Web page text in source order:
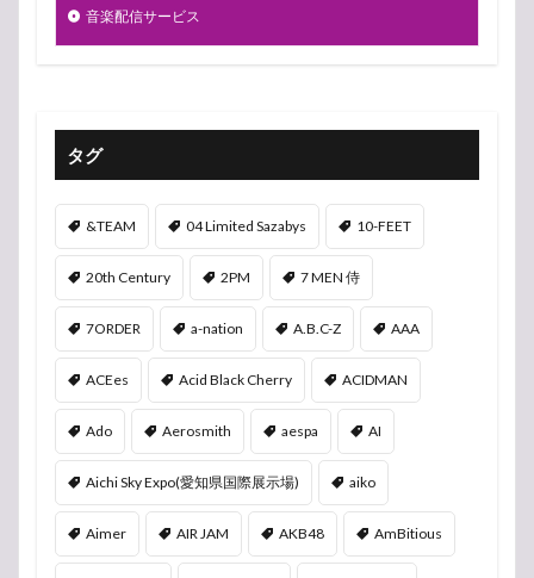
音楽配信サービス
タグ
&TEAM 04 Limited Sazabys 10-FEET
20th Century 2PM 7 MEN 侍
7ORDER a-nation A.B.C-Z AAA
ACEes Acid Black Cherry ACIDMAN
Ado Aerosmith aespa AI
Aichi Sky Expo(愛知県国際展示場) aiko
Aimer AIR JAM AKB48 AmBitious